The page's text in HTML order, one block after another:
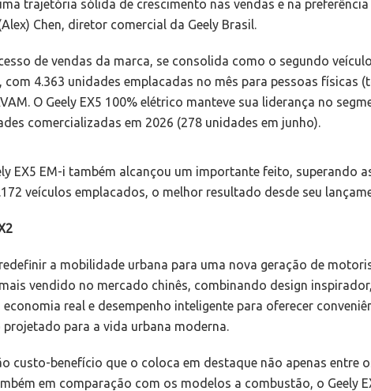
trajetória sólida de crescimento nas vendas e na
Chen, diretor comercial da Geely Brasil.
de vendas da marca, se consolida como o segundo
com 4.363 unidades emplacadas no mês para pessoas físicas
O Geely EX5 100% elétrico manteve sua liderança no
comercializadas em 2026 (278 unidades em junho).
EX5 EM-i também alcançou um importante feito, superando
veículos emplacados, o melhor resultado desde seu
a mobilidade urbana para uma nova geração de
vendido no mercado chinês, combinando design
real e desempenho inteligente para oferecer
para a vida urbana moderna.
custo-benefício que o coloca em destaque não apenas entre
em comparação com os modelos a combustão, o Geely